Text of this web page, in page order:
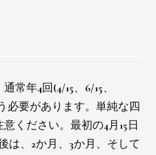
常年4回(4/15、6/15、
必要があります。単純な四
ください。最初の4月15日
は、2か月、3か月、そして